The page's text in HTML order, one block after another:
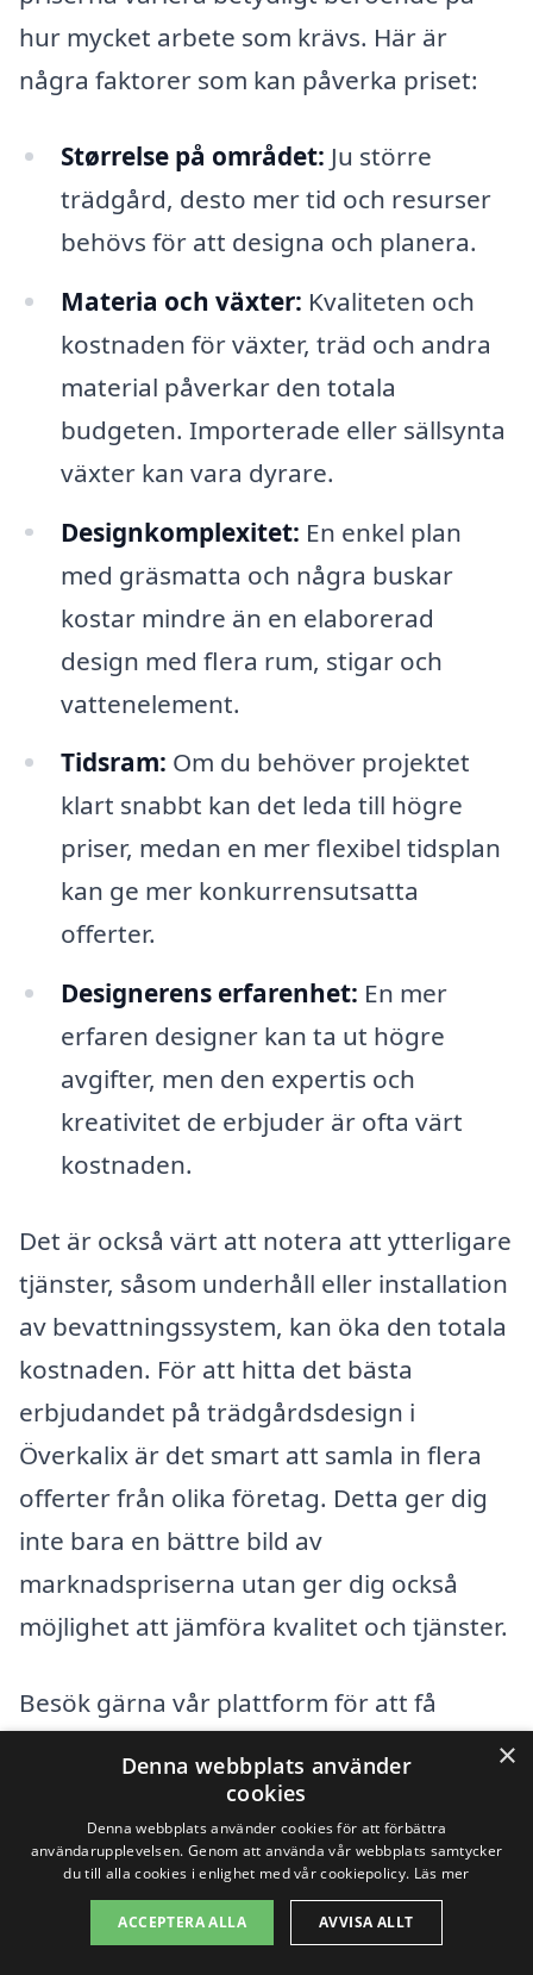
hur mycket arbete som krävs. Här är
några faktorer som kan påverka priset:
Størrelse på området: Ju större
trädgård, desto mer tid och resurser
behövs för att designa och planera.
Materia och växter: Kvaliteten och
kostnaden för växter, träd och andra
material påverkar den totala
budgeten. Importerade eller sällsynta
växter kan vara dyrare.
Designkomplexitet: En enkel plan
med gräsmatta och några buskar
kostar mindre än en elaborerad
design med flera rum, stigar och
vattenelement.
Tidsram: Om du behöver projektet
klart snabbt kan det leda till högre
priser, medan en mer flexibel tidsplan
kan ge mer konkurrensutsatta
offerter.
Designerens erfarenhet: En mer
erfaren designer kan ta ut högre
avgifter, men den expertis och
kreativitet de erbjuder är ofta värt
kostnaden.
Det är också värt att notera att ytterligare
tjänster, såsom underhåll eller installation
av bevattningssystem, kan öka den totala
kostnaden. För att hitta det bästa
erbjudandet på trädgårdsdesign i
Överkalix är det smart att samla in flera
offerter från olika företag. Detta ger dig
inte bara en bättre bild av
marknadspriserna utan ger dig också
möjlighet att jämföra kvalitet och tjänster.
Besök gärna vår plattform för att få
trädgårdsdesigners och få en offert som
passar just dina behov. Med rätt
information och företag kan du göra din
drömträdgård till verklighet utan att
×
Denna webbplats använder
cookies
Denna webbplats använder cookies för att förbättra
användarupplevelsen. Genom att använda vår webbplats samtycker
du till alla cookies i enlighet med vår cookiepolicy. Läs mer
ACCEPTERA ALLA AVVISA ALLT